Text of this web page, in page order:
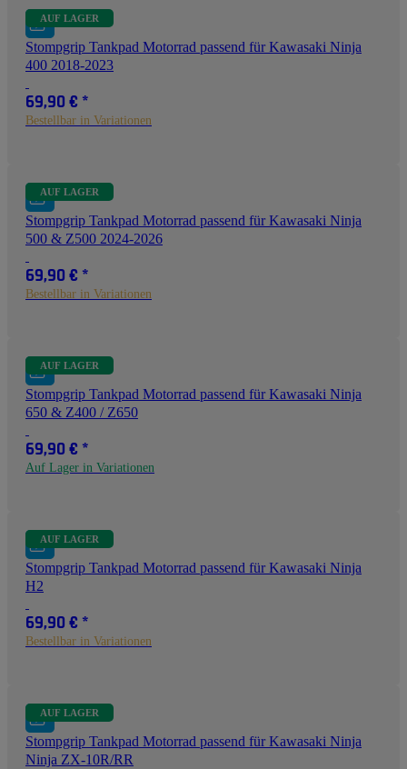
AUF LAGER
Stompgrip Tankpad Motorrad passend für Kawasaki Ninja
400 2018-2023
69,90 € *
Bestellbar in Variationen
AUF LAGER
Stompgrip Tankpad Motorrad passend für Kawasaki Ninja
500 & Z500 2024-2026
69,90 € *
Bestellbar in Variationen
AUF LAGER
Stompgrip Tankpad Motorrad passend für Kawasaki Ninja
650 & Z400 / Z650
69,90 € *
Auf Lager in Variationen
AUF LAGER
Stompgrip Tankpad Motorrad passend für Kawasaki Ninja
H2
69,90 € *
Bestellbar in Variationen
AUF LAGER
Stompgrip Tankpad Motorrad passend für Kawasaki Ninja
Ninja ZX-10R/RR